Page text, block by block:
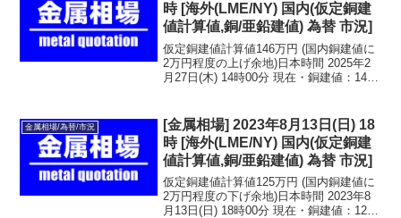
時 [海外(LME/NY) 国内(仮定銅建
値計算値,銅/亜鉛建値) 為替 市況]
仮定銅建値計算値146万円 (国内銅建値に
2万円程度の上げ余地)日本時間 2025年2
月27日(木) 14時00分 現在・銅建値：144
日)LM...
金属相場/為替/市況
[金属相場] 2023年8月13日(日) 18
時 [海外(LME/NY) 国内(仮定銅建
値計算値,銅/亜鉛建値) 為替 市況]
仮定銅建値計算値125万円 (国内銅建値に
2万円程度の下げ余地)日本時間 2023年8
月13日(日) 18時00分 現在・銅建値：127